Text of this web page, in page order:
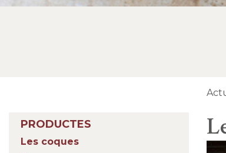
PRODUCTES
Les coques